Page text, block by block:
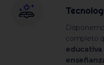
completo
educativa